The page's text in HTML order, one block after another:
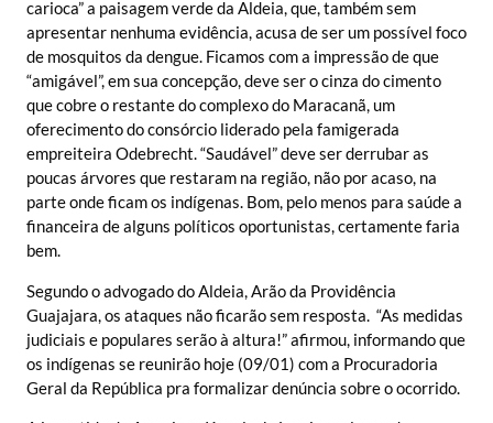
carioca” a paisagem verde da Aldeia, que, também sem
apresentar nenhuma evidência, acusa de ser um possível foco
de mosquitos da dengue. Ficamos com a impressão de que
“amigável”, em sua concepção, deve ser o cinza do cimento
que cobre o restante do complexo do Maracanã, um
oferecimento do consórcio liderado pela famigerada
empreiteira Odebrecht. “Saudável” deve ser derrubar as
poucas árvores que restaram na região, não por acaso, na
parte onde ficam os indígenas. Bom, pelo menos para saúde a
financeira de alguns políticos oportunistas, certamente faria
bem.
Segundo o advogado do Aldeia, Arão da Providência
Guajajara, os ataques não ficarão sem resposta. “As medidas
judiciais e populares serão à altura!” afirmou, informando que
os indígenas se reunirão hoje (09/01) com a Procuradoria
Geral da República pra formalizar denúncia sobre o ocorrido.